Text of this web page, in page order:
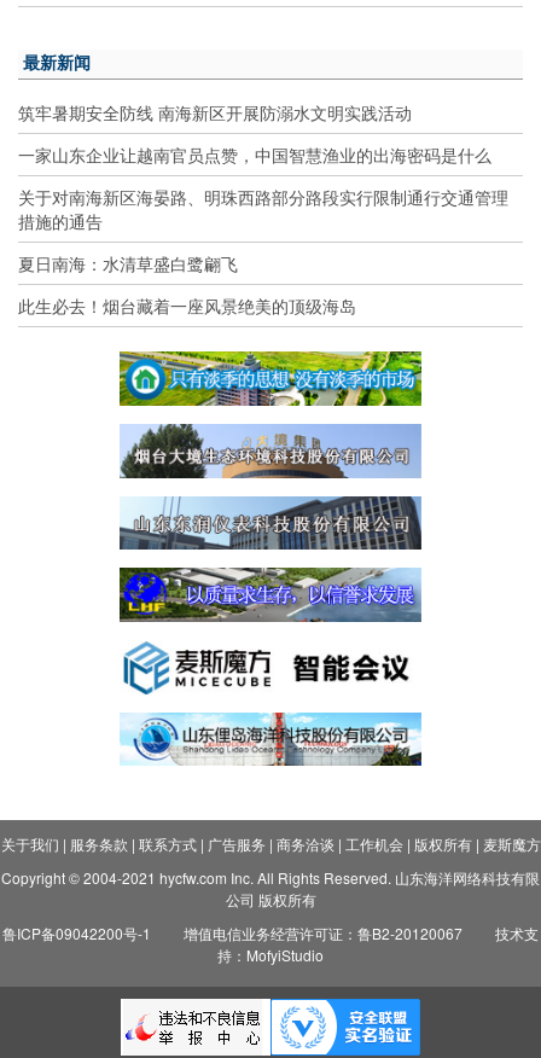
最新新闻
筑牢暑期安全防线 南海新区开展防溺水文明实践活动
一家山东企业让越南官员点赞，中国智慧渔业的出海密码是什么
关于对南海新区海晏路、明珠西路部分路段实行限制通行交通管理
措施的通告
夏日南海：水清草盛白鹭翩飞
此生必去！烟台藏着一座风景绝美的顶级海岛
关于我们 | 服务条款 | 联系方式| 广告服务 | 商务洽谈 | 工作机会| 版权所有| 麦斯魔方
Copyright © 2004-2021 hycfw.com Inc. All Rights Reserved. 山东海洋网络科技有限
公司 版权所有
鲁ICP备09042200号-1
增值电信业务经营许可证：鲁B2-20120067
技术支
持：MofyiStudio